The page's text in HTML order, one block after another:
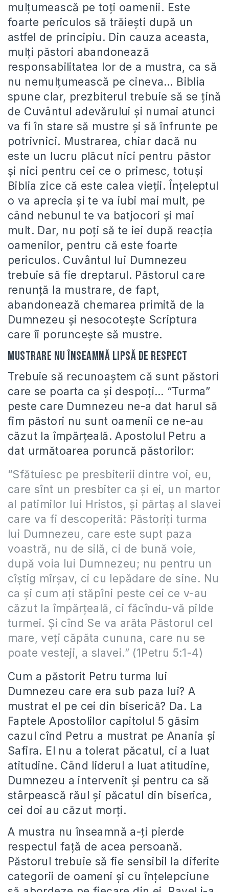
mulțumească pe toți oamenii. Este
foarte periculos să trăiești după un
astfel de principiu. Din cauza aceasta,
mulți păstori abandonează
responsabilitatea lor de a mustra, ca să
nu nemulțumească pe cineva… Biblia
spune clar, prezbiterul trebuie să se țină
de Cuvântul adevărului și numai atunci
va fi în stare să mustre și să înfrunte pe
potrivnici. Mustrarea, chiar dacă nu
este un lucru plăcut nici pentru păstor
și nici pentru cei ce o primesc, totuși
Biblia zice că este calea vieții. Înțeleptul
o va aprecia și te va iubi mai mult, pe
când nebunul te va batjocori și mai
mult. Dar, nu poți să te iei după reacția
oamenilor, pentru că este foarte
periculos. Cuvântul lui Dumnezeu
trebuie să fie dreptarul. Păstorul care
renunță la mustrare, de fapt,
abandonează chemarea primită de la
Dumnezeu și nesocotește Scriptura
care îi poruncește să mustre.
Mustrare nu înseamnă lipsă de respect
Trebuie să recunoaștem că sunt păstori
care se poarta ca și despoți… “Turma”
peste care Dumnezeu ne-a dat harul să
fim păstori nu sunt oamenii ce ne-au
căzut la împărțeală. Apostolul Petru a
dat următoarea poruncă păstorilor:
“Sfătuiesc pe presbiterii dintre voi, eu,
care sînt un presbiter ca și ei, un martor
al patimilor lui Hristos, și părtaș al slavei
care va fi descoperită: Păstoriți turma
lui Dumnezeu, care este supt paza
voastră, nu de silă, ci de bună voie,
după voia lui Dumnezeu; nu pentru un
cîștig mîrșav, ci cu lepădare de sine. Nu
ca și cum ați stăpîni peste cei ce v-au
căzut la împărțeală, ci făcîndu-vă pilde
turmei. Și cînd Se va arăta Păstorul cel
mare, veți căpăta cununa, care nu se
poate vesteji, a slavei.” (1Petru 5:1-4)
Cum a păstorit Petru turma lui
Dumnezeu care era sub paza lui? A
mustrat el pe cei din biserică? Da. La
Faptele Apostolilor capitolul 5 găsim
cazul cînd Petru a mustrat pe Anania și
Safira. El nu a tolerat păcatul, ci a luat
atitudine. Când liderul a luat atitudine,
Dumnezeu a intervenit și pentru ca să
stârpească răul și păcatul din biserica,
cei doi au căzut morți.
A mustra nu înseamnă a-ți pierde
respectul față de acea persoană.
Păstorul trebuie să fie sensibil la diferite
categorii de oameni și cu înțelepciune